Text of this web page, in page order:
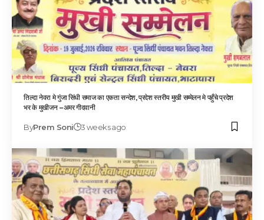
तिल्दा नेवरा मे गुंजा सिंधी समाज का एकता सन्देश, प्रदेश स्तरीय मुखी सम्मेलन मे पहुँचे प्रदेश
भर के मुखीजन –अमर गीदवानी
ByPrem Soni 3 weeks ago